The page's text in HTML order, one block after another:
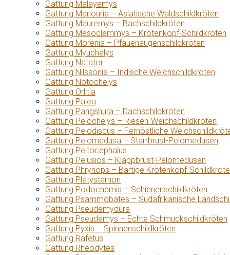
Gattung Malayemys
Gattung Manouria – Asiatische Waldschildkröten
Gattung Mauremys – Bachschildkröten
Gattung Mesoclemmys – Krötenkopf-Schildkröten
Gattung Morenia – Pfauenaugenschildkröten
Gattung Myuchelys
Gattung Natator
Gattung Nilssonia – Indische Weichschildkröten
Gattung Notochelys
Gattung Orlitia
Gattung Palea
Gattung Pangshura – Dachschildkröten
Gattung Pelochelys – Riesen-Weichschildkröten
Gattung Pelodiscus – Fernöstliche
Gattung Pelomedusa – Starrbrust-Pelomedusen
Gattung Peltocephalus
Gattung Pelusios – Klappbrust-Pelomedusen
Gattung Phrynops – Bärtige Krötenkopf-
Gattung Platysternon
Gattung Podocnemis – Schienenschildkröten
Gattung Psammobates – Südafrikanische
Gattung Pseudemydura
Gattung Pseudemys – Echte Schmuckschildkröten
Gattung Pyxis – Spinnenschildkröten
Gattung Rafetus
Gattung Rheodytes